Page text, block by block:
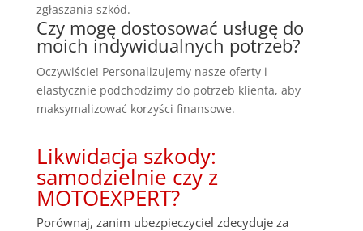
zgłaszania szkód.
Czy mogę dostosować usługę do
moich indywidualnych potrzeb?
Oczywiście! Personalizujemy nasze oferty i
elastycznie podchodzimy do potrzeb klienta, aby
maksymalizować korzyści finansowe.
Likwidacja szkody:
samodzielnie czy z
MOTOEXPERT?
Porównaj, zanim ubezpieczyciel zdecyduje za